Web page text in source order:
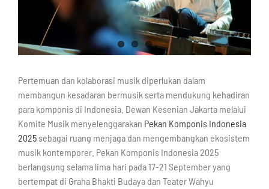
Pertemuan dan kolaborasi musik diperlukan dalam
membangun kesadaran bermusik serta mendukung kehadiran
para komponis di Indonesia. Dewan Kesenian Jakarta melalui
Komite Musik menyelenggarakan Pekan Komponis Indonesia
2025sebagai ruang menjaga dan mengembangkan ekosistem
musik kontemporer. Pekan Komponis Indonesia 2025
berlangsung selama lima hari pada 17-21 September yang
bertempat di Graha Bhakti Budaya dan Teater Wahyu